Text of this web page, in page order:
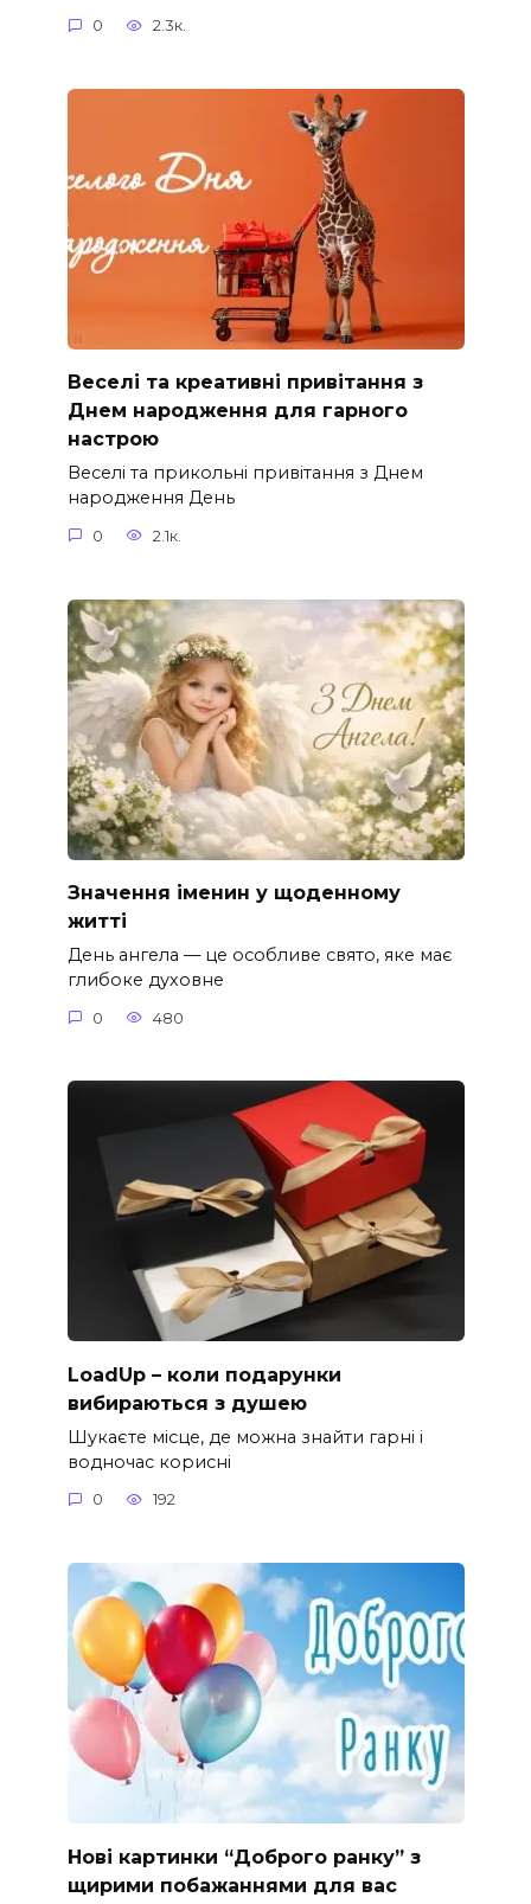
0 2.3к.
Веселі та креативні привітання з
Днем народження для гарного
настрою
Веселі та прикольні привітання з Днем
народження День
0 2.1к.
Значення іменин у щоденному
житті
День ангела — це особливе свято, яке має
глибоке духовне
0 480
LoadUp – коли подарунки
вибираються з душею
Шукаєте місце, де можна знайти гарні і
водночас корисні
0 192
Нові картинки “Доброго ранку” з
щирими побажаннями для вас